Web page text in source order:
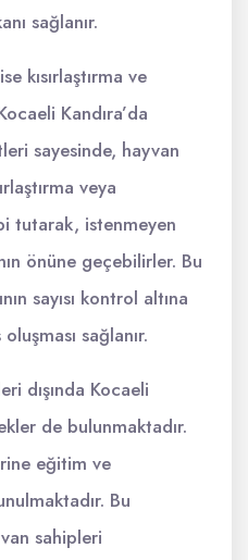
sağlanır.
kısırlaştırma ve
Kandıra’da
sayesinde, hayvan
veya
tutarak, istenmeyen
önüne geçebilirler. Bu
sayısı kontrol altına
sağlanır.
dışında Kocaeli
de bulunmaktadır.
eğitim ve
Bu
sahipleri